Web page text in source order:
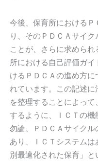
今後、保育所における
り、そのＰＤＣＡサイ
ことが、さらに求めら
所における自己評価ガ
けるＰＤＣＡの進め方
れています。この記述
を整理することによっ
するように、ＩＣＴの機
勿論、ＰＤＣＡサイク
あり、ＩＣＴシステム
別最適化された保育」